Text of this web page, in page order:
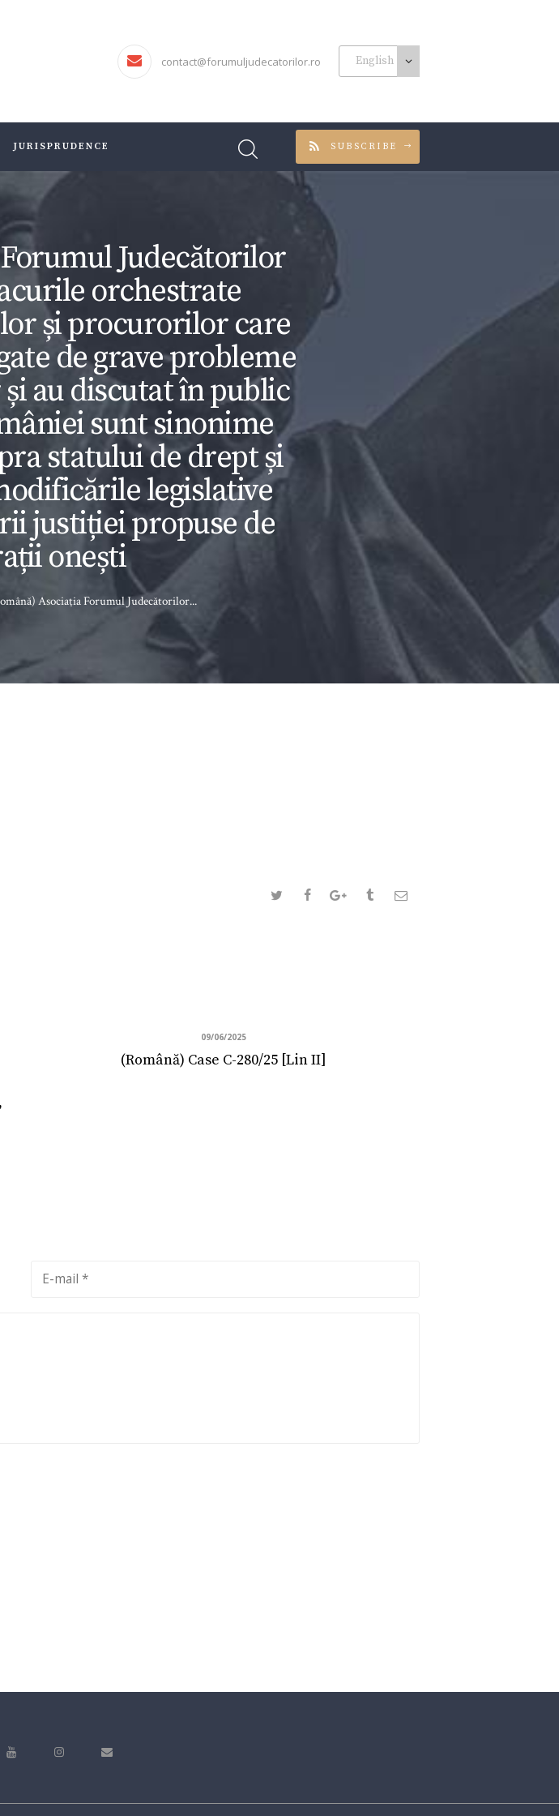
contact@forumuljudecatorilor.ro
JURISPRUDENCE SUBSCRIBE
Judecătorilor
orchestrate
și procurorilor care
de grave probleme
au discutat în public
sunt sinonime
statului de drept și
legislative
justiției propuse de
onești
Asociaţia Forumul Judecătorilor...
09/06/2025
(Română) Case C-280/25 [Lin II]